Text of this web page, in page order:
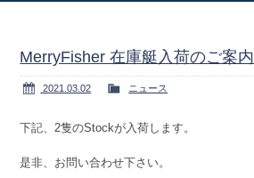
MerryFisher 在庫艇入荷のご案内
2021.03.02 ニュース
下記、2隻のStockが入荷します。
是非、お問い合わせ下さい。